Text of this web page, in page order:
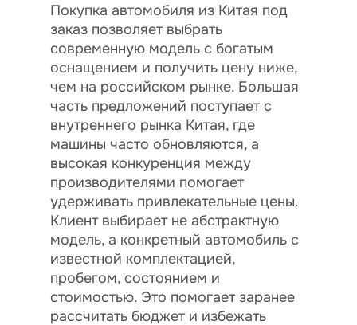
Покупка автомобиля из Китая под
заказ позволяет выбрать
современную модель с богатым
оснащением и получить цену ниже,
чем на российском рынке. Большая
часть предложений поступает с
внутреннего рынка Китая, где
машины часто обновляются, а
высокая конкуренция между
производителями помогает
удерживать привлекательные цены.
Клиент выбирает не абстрактную
модель, а конкретный автомобиль с
известной комплектацией,
пробегом, состоянием и
стоимостью. Это помогает заранее
рассчитать бюджет и избежать